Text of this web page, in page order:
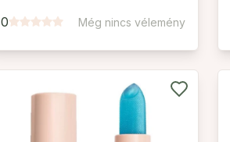
0 Még nincs vélemény